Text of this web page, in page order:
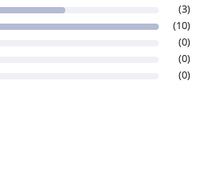
(3)
(10)
(0)
(0)
(0)